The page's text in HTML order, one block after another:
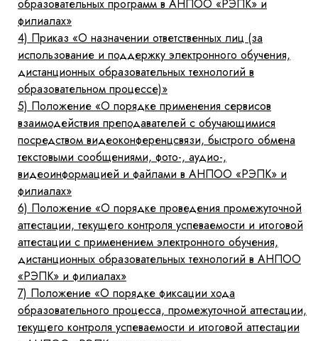
образовательных программ в АНПОО «РЭПК» и
филиалах»
4) Приказ «О назначении ответственных лиц (за
использование и поддержку электронного обучения,
дистанционных образовательных технологий в
образовательном процессе)»
5) Положение «О порядке применения сервисов
взаимодействия преподавателей с обучающимися
посредством видеоконференцсвязи, быстрого обмена
текстовыми сообщениями, фото-, аудио-,
видеоинформацией и файлами в АНПОО «РЭПК» и
филиалах»
6) Положение «О порядке проведения промежуточной
аттестации, текущего контроля успеваемости и итоговой
аттестации с применением электронного обучения,
дистанционных образовательных технологий в АНПОО
«РЭПК» и филиалах»
7) Положение «О порядке фиксации хода
образовательного процесса, промежуточной аттестации,
текущего контроля успеваемости и итоговой аттестации